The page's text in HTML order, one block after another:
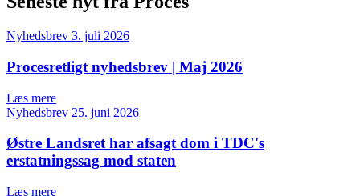
Nyhedsbrev 3. juli 2026
Procesretligt nyhedsbrev | Maj 2026
Læs mere
Nyhedsbrev 25. juni 2026
Østre Landsret har afsagt dom i TDC's
erstatningssag mod staten
Læs mere